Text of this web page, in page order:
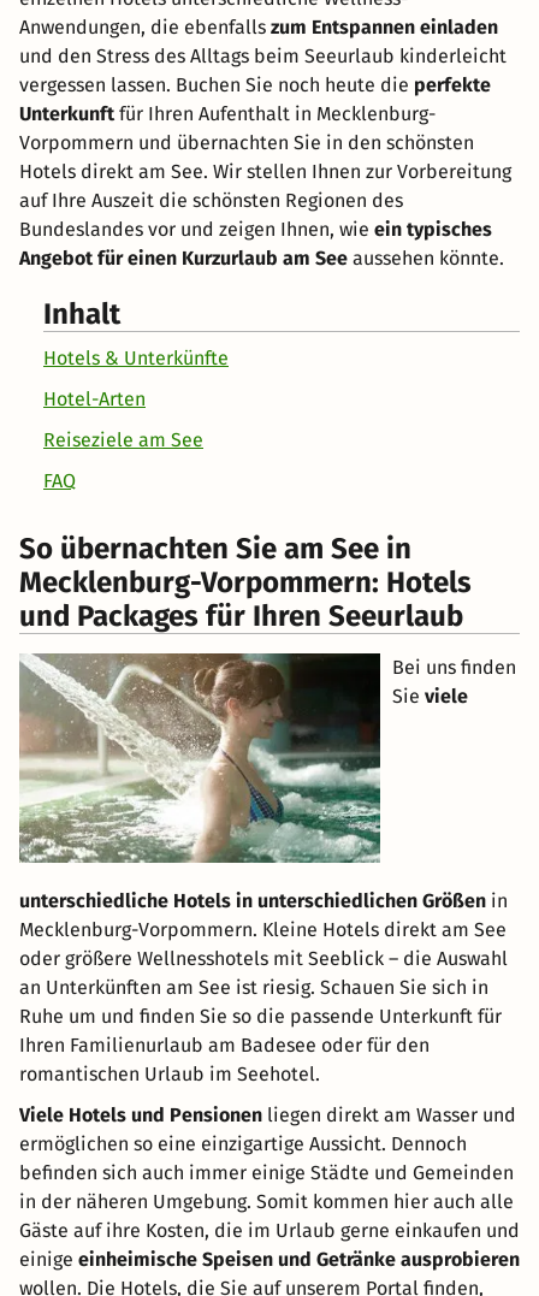
Anwendungen, die ebenfalls zum Entspannen einladen
und den Stress des Alltags beim Seeurlaub kinderleicht
vergessen lassen. Buchen Sie noch heute die perfekte
Unterkunft für Ihren Aufenthalt in Mecklenburg-
Vorpommern und übernachten Sie in den schönsten
Hotels direkt am See. Wir stellen Ihnen zur Vorbereitung
auf Ihre Auszeit die schönsten Regionen des
Bundeslandes vor und zeigen Ihnen, wie ein typisches
Angebot für einen Kurzurlaub am See aussehen könnte.
Inhalt
Hotels & Unterkünfte
Hotel-Arten
Reiseziele am See
FAQ
So übernachten Sie am See in
Mecklenburg-Vorpommern: Hotels
und Packages für Ihren Seeurlaub
Bei uns finden
Sie viele
unterschiedliche Hotels in unterschiedlichen Größen in
Mecklenburg-Vorpommern. Kleine Hotels direkt am See
oder größere Wellnesshotels mit Seeblick – die Auswahl
an Unterkünften am See ist riesig. Schauen Sie sich in
Ruhe um und finden Sie so die passende Unterkunft für
Ihren Familienurlaub am Badesee oder für den
romantischen Urlaub im Seehotel.
Viele Hotels und Pensionen liegen direkt am Wasser und
ermöglichen so eine einzigartige Aussicht. Dennoch
befinden sich auch immer einige Städte und Gemeinden
in der näheren Umgebung. Somit kommen hier auch alle
Gäste auf ihre Kosten, die im Urlaub gerne einkaufen und
einige einheimische Speisen und Getränke ausprobieren
wollen. Die Hotels, die Sie auf unserem Portal finden,